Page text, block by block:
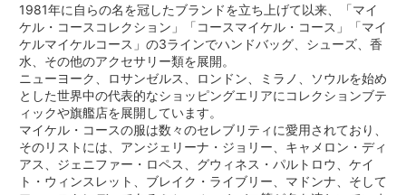
1981年に自らの名を冠したブランドを立ち上げて以来、「マイ
ケル・コースコレクション」「コースマイケル・コース」「マイ
ケルマイケルコース」の3ラインでハンドバッグ、シューズ、香
水、その他のアクセサリー類を展開。
ニューヨーク、ロサンゼルス、ロンドン、ミラノ、ソウルを始め
とした世界中の代表的なショッピングエリアにコレクションブテ
ィックや旗艦店を展開しています。
マイケル・コースの服は数々のセレブリティに愛用されており、
そのリストには、アンジェリーナ・ジョリー、キャメロン・ディ
アス、ジェニファー・ロペス、グウィネス・パルトロウ、ケイ
ト・ウィンスレット、ブレイク・ライブリー、マドンナ、そして